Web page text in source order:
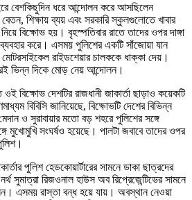
বেশকিছুদিন ধরে আন্দোলন করে আসছিলেন
শিক্ষায় ব্যয় এবং সরকারি স্কুলগুলোতে খাবার
বিক্ষোভ হয়। বৃহস্পতিবার রাতে তাদের ওপর দাঙ্গা
করে। এসময় পুলিশের একটি সাঁজোয়া যান
রাইডশেয়ার চালককে ধাক্কা দেয়।
ভিন্ন দিকে মোড় নেয় আন্দোলন।
বিক্ষোভ দেশটির রাজধানী জাকার্তা ছাড়াও কয়েকটি
বিবিসি জানিয়েছে, বিক্ষোভটি দেশের বিভিন্ন
ও সুরাবায়ার মতো বড় শহরে পুলিশের সঙ্গে
মুখোমুখি সংঘর্ষও হয়েছে। পালটা জবাবে তাদের ওপর
পুলিশ হেডকোয়ার্টারের সামনে ডাকা ছাত্রদের
সুমাত্রা রিজওনাল হাউস অব রিপ্রেজেন্টিভের সামনে
এসময় রাস্তা বন্ধ হয়ে যায়। অবস্থান নেওয়া